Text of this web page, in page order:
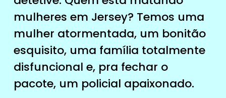
mulheres em Jersey? Temos uma
mulher atormentada, um bonitão
esquisito, uma família totalmente
disfuncional e, pra fechar o
pacote, um policial apaixonado.